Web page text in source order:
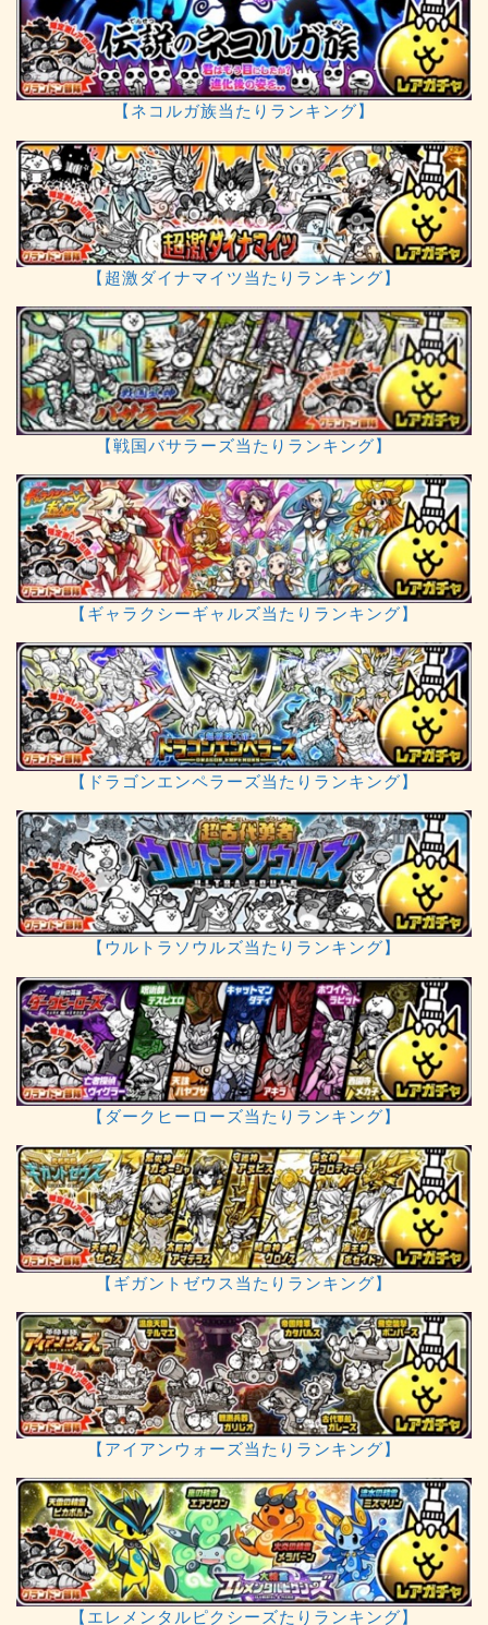
【ネコルガ族当たりランキング】
【超激ダイナマイツ当たりランキング】
【戦国バサラーズ当たりランキング】
【ギャラクシーギャルズ当たりランキング】
【ドラゴンエンペラーズ当たりランキング】
【ウルトラソウルズ当たりランキング】
【ダークヒーローズ当たりランキング】
【ギガントゼウス当たりランキング】
【アイアンウォーズ当たりランキング】
【エレメンタルピクシーズたりランキング】